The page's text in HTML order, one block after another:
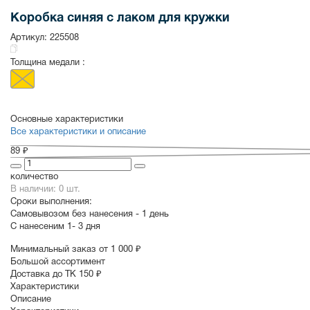
Коробка синяя с лаком для кружки
Артикул: 225508
Толщина медали :
Основные характеристики
Все характеристики и описание
89 ₽
количество
В наличии: 0 шт.
Сроки выполнения:
Самовывозом без нанесения - 1 день
С нанесеним 1- 3 дня
Минимальный заказ от 1 000 ₽
Большой ассортимент
Доставка до ТК 150 ₽
Характеристики
Описание